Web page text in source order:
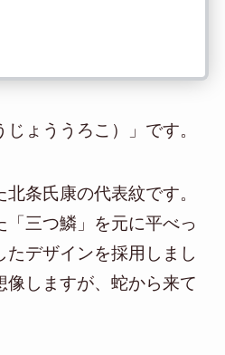
ょううろこ）」です。
条氏康の代表紋です。
「三つ鱗」を元に平べっ
たデザインを採用しまし
像しますが、蛇から来て